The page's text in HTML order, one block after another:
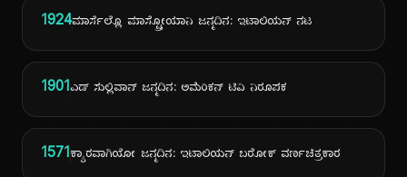
1924ಮಾರ್ಸೆಲ್ಲೊ ಮಾಸ್ಟ್ರೋಯಾನಿ ಜನ್ಮದಿನ: ಇಟಾಲಿಯನ್ ನಟ
1901ಎಡ್ ಸುಲ್ಲಿವಾನ್ ಜನ್ಮದಿನ: ಅಮೆರಿಕನ್ ಟಿವಿ ನಿರೂಪಕ
1571ಕ್ಯಾರವಾಗಿಯೋ ಜನ್ಮದಿನ: ಇಟಾಲಿಯನ್ ಬರೋಕ್ ವರ್ಣಚಿತ್ರಕಾರ